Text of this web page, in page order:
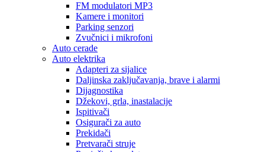
FM modulatori MP3
Kamere i monitori
Parking senzori
Zvučnici i mikrofoni
Auto cerade
Auto elektrika
Adapteri za sijalice
Daljinska zaključavanja, brave i alarmi
Dijagnostika
Džekovi, grla, inastalacije
Ispitivači
Osigurači za auto
Prekidači
Pretvarači struje